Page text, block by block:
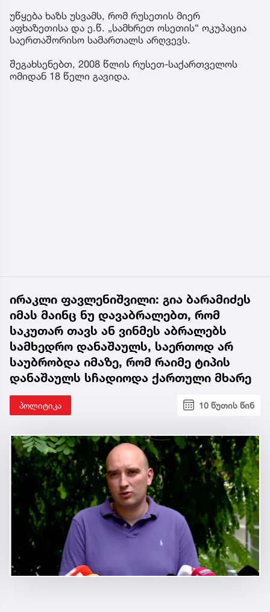
უწყება ხაზს უსვამს, რომ რუსეთის მიერ
აფხაზეთისა და ე.წ. „სამხრეთ ოსეთის“ ოკუპაცია
საერთაშორისო სამართალს არღვევს.
შეგახსენებთ, 2008 წლის რუსეთ-საქართველოს
ომიდან 18 წელი გავიდა.
ირაკლი ფავლენიშვილი: გია ბარამიძეს
იმას მაინც ნუ დავაბრალებთ, რომ
საკუთარ თავს ან ვინმეს აბრალებს
სამხედრო დანაშაულს, საერთოდ არ
საუბრობდა იმაზე, რომ რაიმე ტიპის
დანაშაულს სჩადიოდა ქართული მხარე
პოლიტიკა 10 წუთის წინ